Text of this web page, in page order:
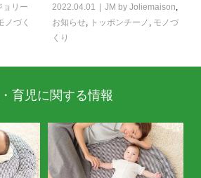
ョリー
ノづく
2022.04.01
JM by Joliemaison,
お知らせ, トッポンチーノ , モノづ
くり
育児に関する情報